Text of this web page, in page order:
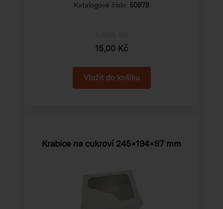
Katalogové číslo: 50978
15,00 Kč
Krabice na cukroví 245×194×97 mm